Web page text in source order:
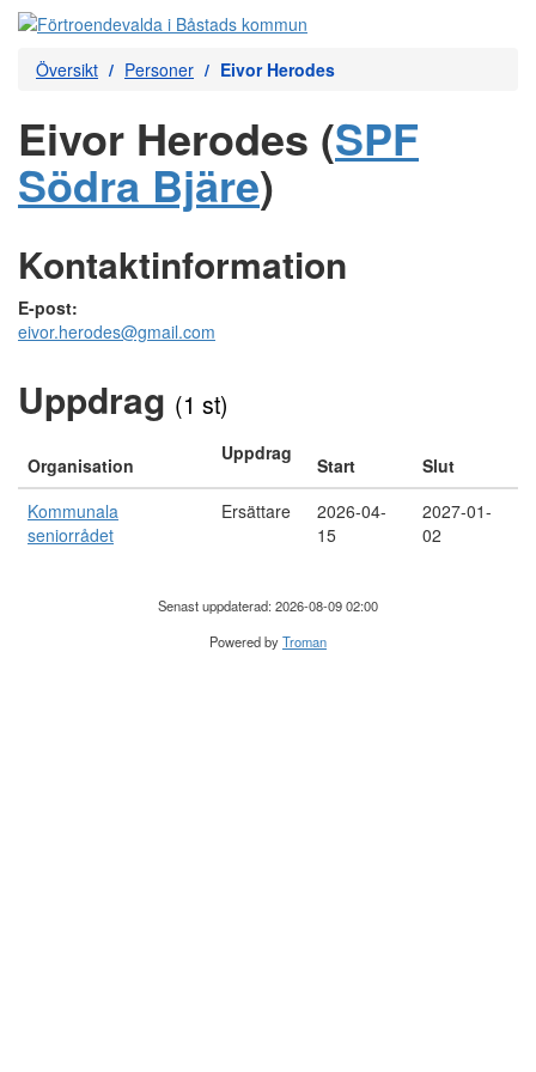
Översikt Personer Eivor Herodes
Eivor Herodes (SPF
Södra Bjäre)
Kontaktinformation
E-post:
eivor.herodes@gmail.com
Uppdrag (1 st)
Organisation
Uppdrag
Start
Slut
Kommunala
seniorrådet
Ersättare
2026-04-
15
2027-01-
02
Senast uppdaterad: 2026-08-09 02:00
Powered byTroman